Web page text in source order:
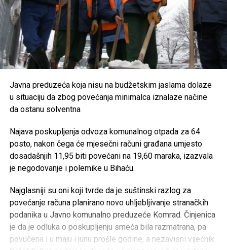
Javna preduzeća koja nisu na budžetskim jaslama dolaze
u situaciju da zbog povećanja minimalca iznalaze načine
da ostanu solventna
Najava poskupljenja odvoza komunalnog otpada za 64
posto, nakon čega će mjesečni računi građana umjesto
dosadašnjih 11,95 biti povećani na 19,60 maraka, izazvala
je negodovanje i polemike u Bihaću.
Najglasniji su oni koji tvrde da je suštinski razlog za
povećanje računa planirano novo uhljebljivanje stranačkih
podanika u Javno komunalno preduzeće Komrad. Činjenica
je da je odluka o poskupljenju smeća bila razmatrana, pa
povučena i u maju i junu prošle godine, a nezavisni vijećnik